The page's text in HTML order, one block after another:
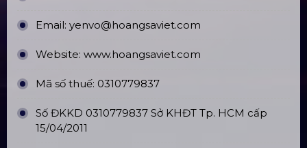
Email:yenvo@hoangsaviet.com